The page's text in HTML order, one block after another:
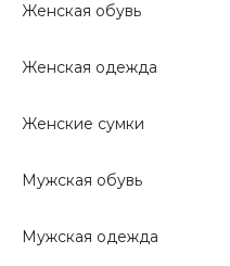
Женская обувь
Женская одежда
Женские сумки
Мужская обувь
Мужская одежда